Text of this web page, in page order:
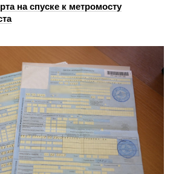
на спуске к метромосту